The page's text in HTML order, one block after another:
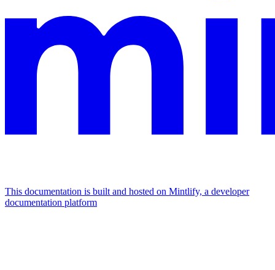
This documentation is built and hosted on Mintlify, a developer
documentation platform